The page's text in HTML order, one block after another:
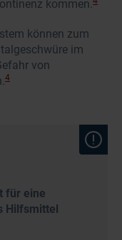
kommen.
können zum
im
von
4
für eine
Hilfsmittel